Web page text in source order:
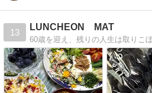
13
LUNCHEON MAT